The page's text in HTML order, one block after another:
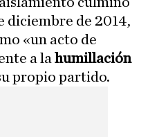
diciembre de 2014,
«un acto de
a la humillación
propio partido.